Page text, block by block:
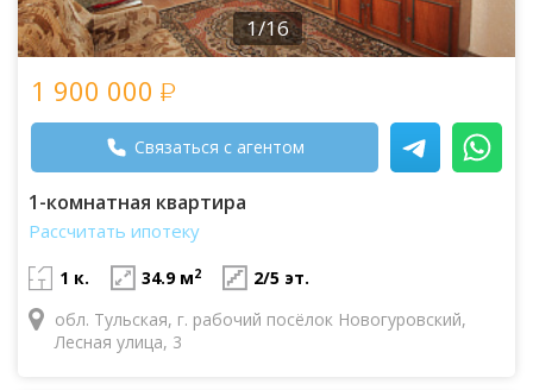
1/16
1 900 000
Связаться с агентом
1-комнатная квартира
Рассчитать ипотеку
1 к. 34.9 м2
2/5 эт.
обл. Тульская, г. рабочий посёлок Новогуровский,
Лесная улица, 3